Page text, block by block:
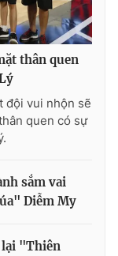
thân quen
đội vui nhộn sẽ
quen có sự
sắm vai
Diễm My
lại "Thiên